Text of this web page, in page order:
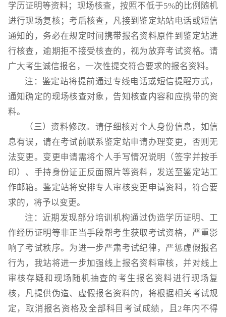
学历证明等资料；现场核查，按照不低于5%的比例随机
进行现场复核；考后核查，凡接到鉴定站站电话或短信
通知的，务必在规定时间携带报名资料原件到鉴定站进
行核查，逾期拒不接受核查的，视为放弃考试资格。请
广大考生诚信报名，一次性提交符合要求的报名资料。
注：鉴定站将提前通过专线电话或短信提醒方式，
通知确定的现场核查对象，告知核查内容和应携带的资
料。
（三）资料修改。请仔细核对个人身份信息，如信
息有误，请在考试前联系鉴定站申请办理变更，否则无
法变更。变更申请需将个人手写情况说明（签字并按手
印）、手持身份证正反面照片等资料，发送至鉴定站工
作邮箱。鉴定站将安排专人审核变更申请资料，符合要
求的，将予以变更。
注：近期发现部分培训机构通过伪造学历证明、工
作经历证明等非正当手段帮考生获取考试资格，严重影
响了考试秩序。为进一步严肃考试纪律，严惩虚假报名
行为，我站将进一步加强线上报名资料审核，并对线上
审核存疑和现场随机抽查的考生报名资料进行现场复
核，凡提供伪造、虚假报名资料的，将根据相关考试规
定，取消报名资格及全部科目考试成绩，且2年内不得